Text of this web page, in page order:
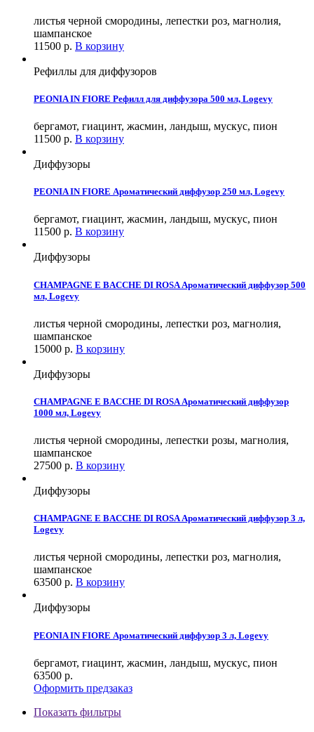
листья черной смородины, лепестки роз, магнолия,
шампанское
11500 р. В корзину
Рефиллы для диффузоров
PEONIA IN FIORE Рефилл для диффузора 500 мл, Logevy
бергамот, гиацинт, жасмин, ландыш, мускус, пион
11500 р. В корзину
Диффузоры
PEONIA IN FIORE Ароматический диффузор 250 мл, Logevy
бергамот, гиацинт, жасмин, ландыш, мускус, пион
11500 р. В корзину
Диффузоры
CHAMPAGNE E BACCHE DI ROSA Ароматический диффузор 500
мл, Logevy
листья черной смородины, лепестки роз, магнолия,
шампанское
15000 р. В корзину
Диффузоры
CHAMPAGNE E BACCHE DI ROSA Ароматический диффузор
1000 мл, Logevy
листья черной смородины, лепестки розы, магнолия,
шампанское
27500 р. В корзину
Диффузоры
CHAMPAGNE E BACCHE DI ROSA Ароматический диффузор 3 л,
Logevy
листья черной смородины, лепестки роз, магнолия,
шампанское
63500 р. В корзину
Диффузоры
PEONIA IN FIORE Ароматический диффузор 3 л, Logevy
бергамот, гиацинт, жасмин, ландыш, мускус, пион
63500 р.
Оформить предзаказ
Показать фильтры